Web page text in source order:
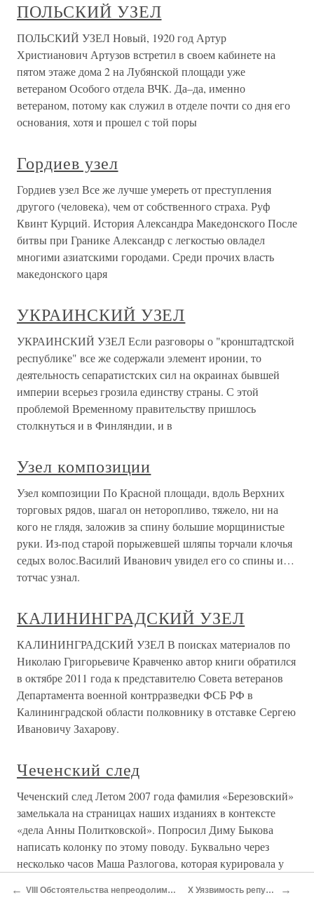
ПОЛЬСКИЙ УЗЕЛ
ПОЛЬСКИЙ УЗЕЛ Новый, 1920 год Артур
Христианович Артузов встретил в своем кабинете на
пятом этаже дома 2 на Лубянской площади уже
ветераном Особого отдела ВЧК. Да–да, именно
ветераном, потому как служил в отделе почти со дня его
основания, хотя и прошел с той поры
Гордиев узел
Гордиев узел Все же лучше умереть от преступления
другого (человека), чем от собственного страха. Руф
Квинт Курций. История Александра Македонского После
битвы при Гранике Александр с легкостью овладел
многими азиатскими городами. Среди прочих власть
македонского царя
УКРАИНСКИЙ УЗЕЛ
УКРАИНСКИЙ УЗЕЛ Если разговоры о "кронштадтской
республике" все же содержали элемент иронии, то
деятельность сепаратистских сил на окраинах бывшей
империи всерьез грозила единству страны. С этой
проблемой Временному правительству пришлось
столкнуться и в Финляндии, и в
Узел композиции
Узел композиции По Красной площади, вдоль Верхних
торговых рядов, шагал он неторопливо, тяжело, ни на
кого не глядя, заложив за спину большие морщинистые
руки. Из-под старой порыжевшей шляпы торчали клочья
седых волос.Василий Иванович увидел его со спины и…
тотчас узнал.
КАЛИНИНГРАДСКИЙ УЗЕЛ
КАЛИНИНГРАДСКИЙ УЗЕЛ В поисках материалов по
Николаю Григорьевиче Кравченко автор книги обратился
в октябре 2011 года к представителю Совета ветеранов
Департамента военной контрразведки ФСБ РФ в
Калининградской области полковнику в отставке Сергею
Ивановичу Захарову.
Чеченский след
Чеченский след Летом 2007 года фамилия «Березовский»
замелькала на страницах наших изданиях в контексте
«дела Анны Политковской». Попросил Диму Быкова
написать колонку по этому поводу. Буквально через
несколько часов Маша Разлогова, которая курировала у
← VIII Обстоятельства непреодолимой силы X Уязвимость репутации →